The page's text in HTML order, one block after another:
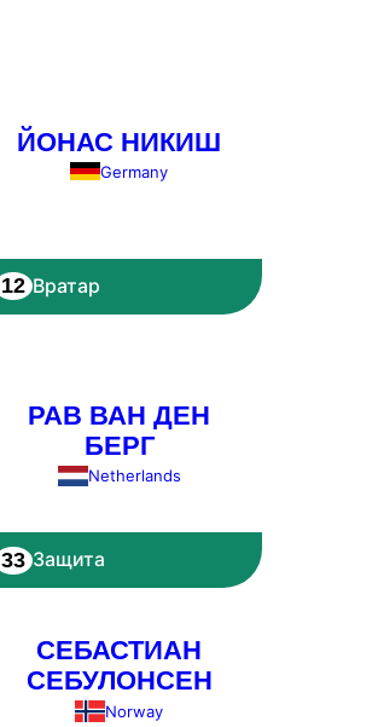
ЙОНАС НИКИШ
Germany
12 Вратар
РАВ ВАН ДЕН
БЕРГ
Netherlands
33 Защита
СЕБАСТИАН
СЕБУЛОНСЕН
Norway